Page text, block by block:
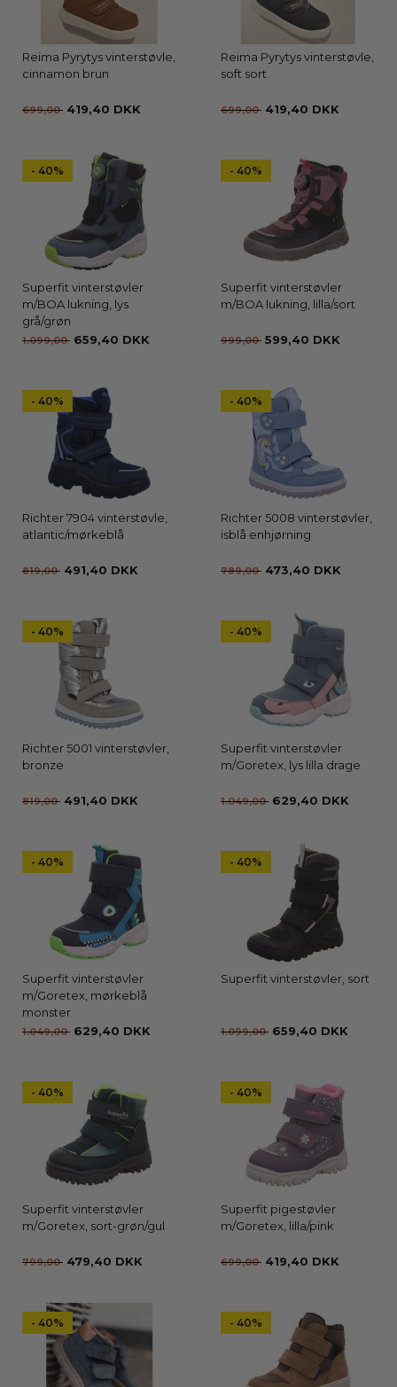
Reima Pyrytys vinterstøvle,
cinnamon brun
699,00 419,40 DKK
Reima Pyrytys vinterstøvle,
soft sort
699,00 419,40 DKK
- 40%
Superfit vinterstøvler
m/BOA lukning, lys
grå/grøn
1.099,00 659,40 DKK
- 40%
Superfit vinterstøvler
m/BOA lukning, lilla/sort
999,00 599,40 DKK
- 40%
Richter 7904 vinterstøvle,
atlantic/mørkeblå
819,00 491,40 DKK
- 40%
Richter 5008 vinterstøvler,
isblå enhjørning
789,00 473,40 DKK
- 40%
Richter 5001 vinterstøvler,
bronze
819,00 491,40 DKK
- 40%
Superfit vinterstøvler
m/Goretex, lys lilla drage
1.049,00 629,40 DKK
- 40%
Superfit vinterstøvler
m/Goretex, mørkeblå
monster
1.049,00 629,40 DKK
- 40%
Superfit vinterstøvler, sort
1.099,00 659,40 DKK
- 40%
Superfit vinterstøvler
m/Goretex, sort-grøn/gul
799,00 479,40 DKK
- 40%
Superfit pigestøvler
m/Goretex, lilla/pink
699,00 419,40 DKK
- 40% - 40%